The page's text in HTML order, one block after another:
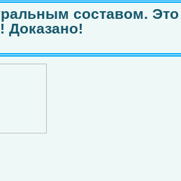
составом. Это
Доказано!